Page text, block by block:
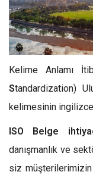
Kelime Anlamı
Standardization)
kelimesinin ingilizce
ISO Belge
danışmanlık ve
siz